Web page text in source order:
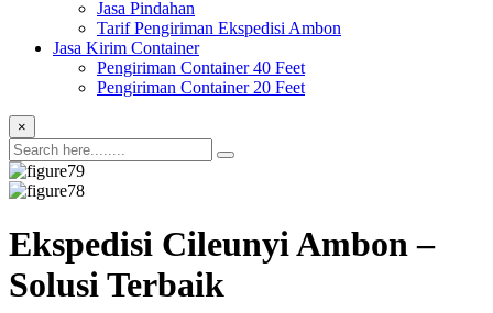
Jasa Pindahan
Tarif Pengiriman Ekspedisi Ambon
Jasa Kirim Container
Pengiriman Container 40 Feet
Pengiriman Container 20 Feet
×
Ekspedisi Cileunyi Ambon –
Solusi Terbaik